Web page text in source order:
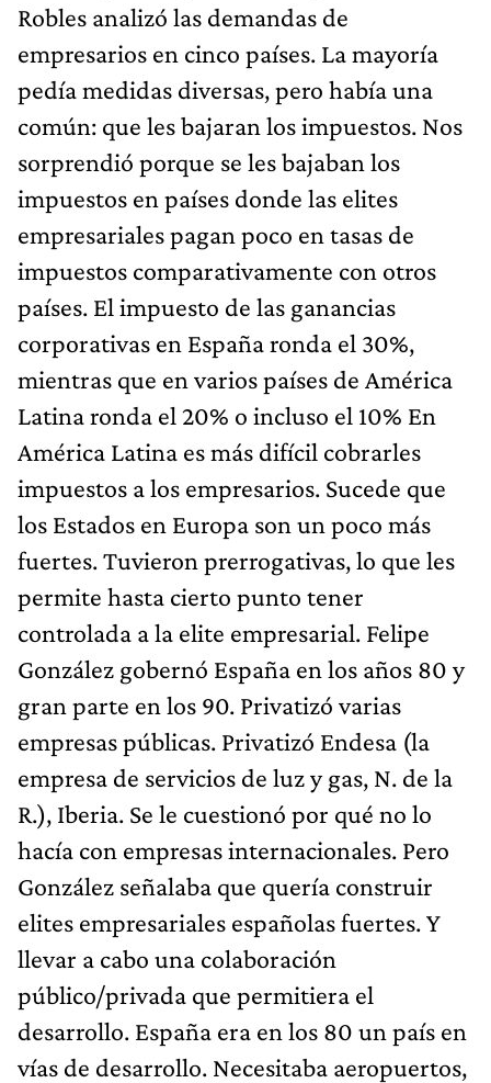
Robles analizó las demandas de
empresarios en cinco países. La mayoría
pedía medidas diversas, pero había una
común: que les bajaran los impuestos. Nos
sorprendió porque se les bajaban los
impuestos en países donde las elites
empresariales pagan poco en tasas de
impuestos comparativamente con otros
países. El impuesto de las ganancias
corporativas en España ronda el 30%,
mientras que en varios países de América
Latina ronda el 20% o incluso el 10% En
América Latina es más difícil cobrarles
impuestos a los empresarios. Sucede que
los Estados en Europa son un poco más
fuertes. Tuvieron prerrogativas, lo que les
permite hasta cierto punto tener
controlada a la elite empresarial. Felipe
González gobernó España en los años 80 y
gran parte en los 90. Privatizó varias
empresas públicas. Privatizó Endesa (la
empresa de servicios de luz y gas, N. de la
R.), Iberia. Se le cuestionó por qué no lo
hacía con empresas internacionales. Pero
González señalaba que quería construir
elites empresariales españolas fuertes. Y
llevar a cabo una colaboración
público/privada que permitiera el
desarrollo. España era en los 80 un país en
vías de desarrollo. Necesitaba aeropuertos,